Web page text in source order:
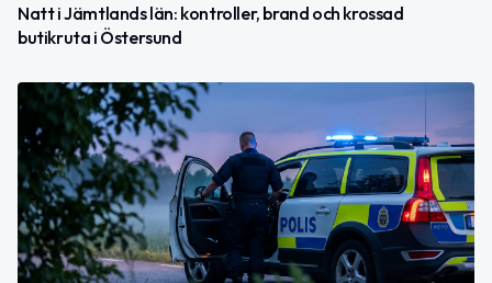
Natt i Jämtlands län: kontroller, brand och krossad
butikruta i Östersund